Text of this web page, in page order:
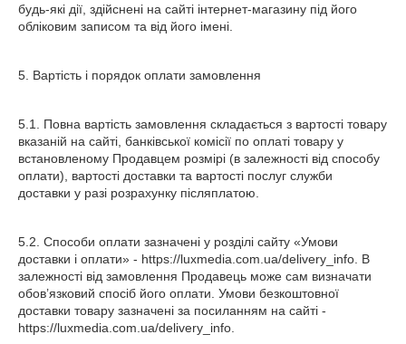
будь-які дії, здійснені на сайті інтернет-магазину під його
обліковим записом та від його імені.
5. Вартість і порядок оплати замовлення
5.1. Повна вартість замовлення складається з вартості товару
вказаній на сайті, банківської комісії по оплаті товару у
встановленому Продавцем розмірі (в залежності від способу
оплати), вартості доставки та вартості послуг служби
доставки у разі розрахунку післяплатою.
5.2. Способи оплати зазначені у розділі сайту «Умови
доставки і оплати» - https://luxmedia.com.ua/delivery_info. В
залежності від замовлення Продавець може сам визначати
обов’язковий спосіб його оплати. Умови безкоштовної
доставки товару зазначені за посиланням на сайті -
https://luxmedia.com.ua/delivery_info.